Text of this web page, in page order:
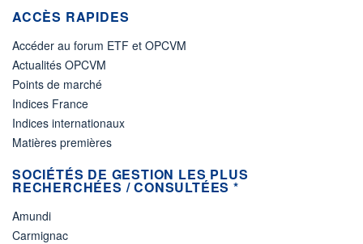
ACCÈS RAPIDES
Accéder au forum ETF et OPCVM
Actualités OPCVM
Points de marché
Indices France
Indices internationaux
Matières premières
SOCIÉTÉS DE GESTION LES PLUS
RECHERCHÉES / CONSULTÉES *
Amundi
Carmignac